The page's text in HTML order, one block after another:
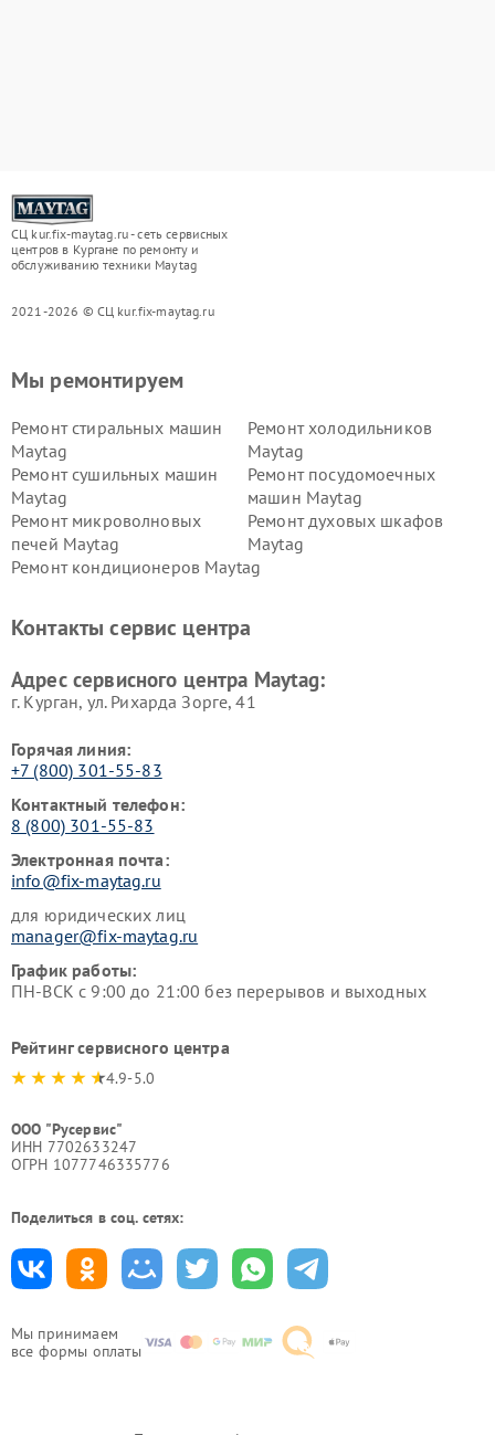
СЦ kur.fix-maytag.ru - сеть сервисных
центров в Кургане по ремонту и
обслуживанию техники Maytag
2021-2026 © СЦ kur.fix-maytag.ru
Мы принимаем
все формы оплаты
Мы ремонтируем
Ремонт стиральных машин
Maytag
Ремонт холодильников
Maytag
Ремонт сушильных машин
Maytag
Ремонт посудомоечных
машин Maytag
Ремонт микроволновых
печей Maytag
Ремонт духовых шкафов
Maytag
Ремонт кондиционеров Maytag
Контакты сервис центра
Адрес сервисного центра Maytag:
г. Курган, ул. Рихарда Зорге, 41
Горячая линия:
+7 (800) 301-55-83
Контактный телефон:
8 (800) 301-55-83
Электронная почта:
info@fix-maytag.ru
для юридических лиц
manager@fix-maytag.ru
График работы:
ПН-ВСК с 9:00 до 21:00 без перерывов и выходных
Рейтинг сервисного центра
4.9-5.0
ООО "Русервис"
ИНН 7702633247
ОГРН 1077746335776
Поделиться в соц. сетях: